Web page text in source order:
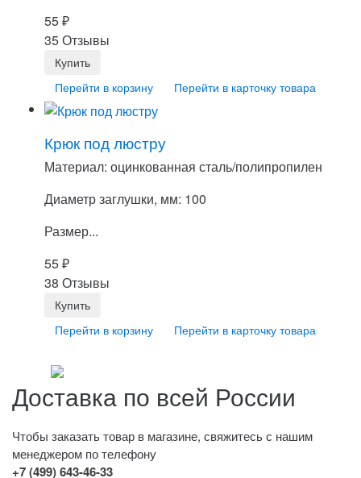
55₽
35 Отзывы
Перейти в корзину Перейти в карточку товара
Крюк под люстру
Материал: оцинкованная сталь/полипропилен
Диаметр заглушки, мм: 100
Размер...
55₽
38 Отзывы
Перейти в корзину Перейти в карточку товара
Доставка по всей России
Чтобы заказать товар в магазине, свяжитесь с нашим
менеджером по телефону
+7 (499) 643-46-33